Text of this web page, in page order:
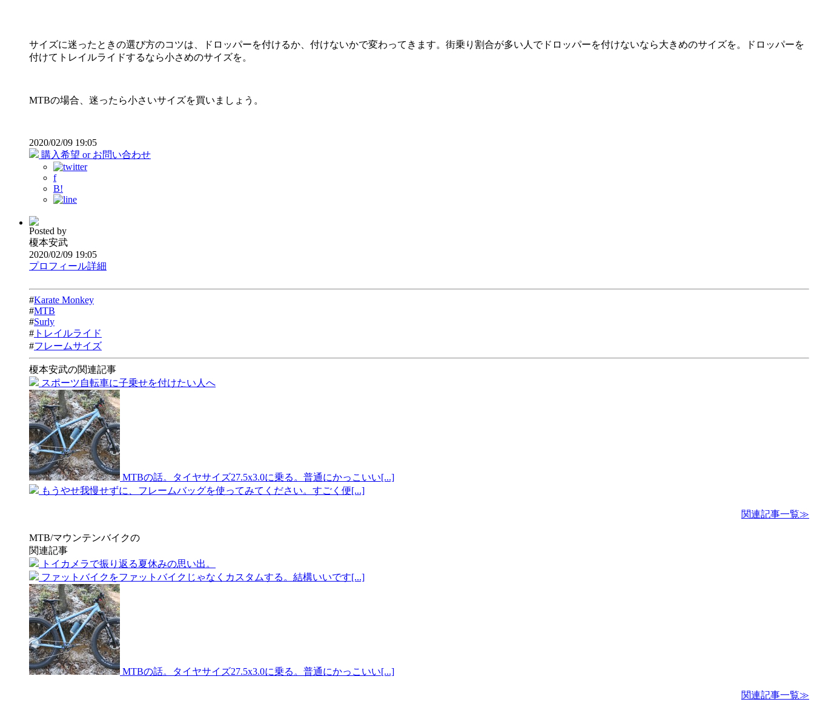
サイズに迷ったときの選び方のコツは、ドロッパーを付けるか、付けないかで変わってきます。街乗り割合が多い人でドロッパーを付けないなら大きめのサイズを。ドロッパーを
付けてトレイルライドするなら小さめのサイズを。
MTBの場合、迷ったら小さいサイズを買いましょう。
2020/02/09 19:05
購入希望 or お問い合わせ
f
B!
Posted by
榎本安武
2020/02/09 19:05
プロフィール詳細
#Karate Monkey
#MTB
#Surly
# トレイルライド
#フレームサイズ
榎本安武の関連記事
スポーツ自転車に子乗せを付けたい人へ
MTBの話。タイヤサイズ27.5x3.0に乗る。普通にかっこいい[...]
もうやせ我慢せずに、フレームバッグを使ってみてください。すごく便[...]
関連記事一覧≫
MTB/マウンテンバイクの
関連記事
トイカメラで振り返る夏休みの思い出。
ファットバイクをファットバイクじゃなくカスタムする。結構いいです[...]
MTBの話。タイヤサイズ27.5x3.0に乗る。普通にかっこいい[...]
関連記事一覧≫